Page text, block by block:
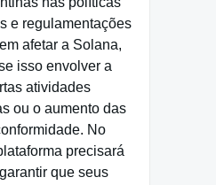
e regulamentações
afetar a Solana,
isso envolver a
atividades
ou o aumento das
No
precisará
que seus